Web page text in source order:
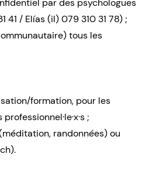
41 / Elías (il) 079 310 31 78) ;
tous les
formation, pour les
;
randonnées) ou